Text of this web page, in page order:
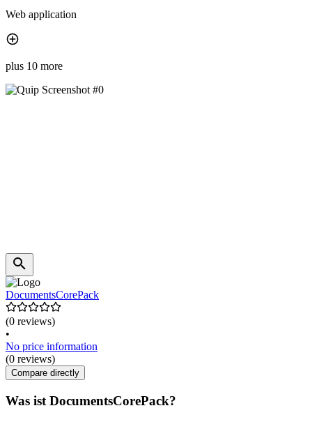
Web application
plus 10 more
DocumentsCorePack
(0 reviews)
•
No price information
(0 reviews)
Compare directly
Was ist DocumentsCorePack?